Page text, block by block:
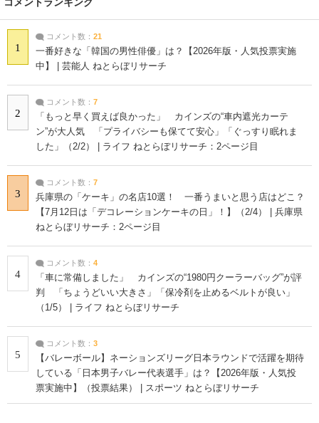
1
コメント数： 21
一番好きな「韓国の男性俳優」は？【2026年版・人気投票実施
中】 | 芸能人 ねとらぼリサーチ
2
コメント数： 7
「もっと早く買えば良かった」 カインズの“車内遮光カーテ
ン”が大人気 「プライバシーも保てて安心」「ぐっすり眠れま
した」（2/2） | ライフ ねとらぼリサーチ：2ページ目
3
コメント数： 7
兵庫県の「ケーキ」の名店10選！ 一番うまいと思う店はどこ？
【7月12日は「デコレーションケーキの日」！】（2/4） | 兵庫県
ねとらぼリサーチ：2ページ目
4
コメント数： 4
「車に常備しました」 カインズの“1980円クーラーバッグ”が評
判 「ちょうどいい大きさ」「保冷剤を止めるベルトが良い」
（1/5） | ライフ ねとらぼリサーチ
5
コメント数： 3
【バレーボール】ネーションズリーグ日本ラウンドで活躍を期待
している「日本男子バレー代表選手」は？【2026年版・人気投
票実施中】（投票結果） | スポーツ ねとらぼリサーチ